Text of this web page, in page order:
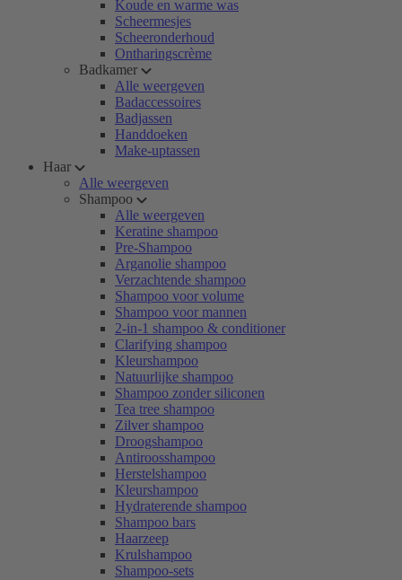
Koude en warme was
Scheermesjes
Scheeronderhoud
Ontharingscrème
Badkamer
Alle weergeven
Badaccessoires
Badjassen
Handdoeken
Make-uptassen
Haar
Alle weergeven
Shampoo
Alle weergeven
Keratine shampoo
Pre-Shampoo
Arganolie shampoo
Verzachtende shampoo
Shampoo voor volume
Shampoo voor mannen
2-in-1 shampoo & conditioner
Clarifying shampoo
Kleurshampoo
Natuurlijke shampoo
Shampoo zonder siliconen
Tea tree shampoo
Zilver shampoo
Droogshampoo
Antiroosshampoo
Herstelshampoo
Kleurshampoo
Hydraterende shampoo
Shampoo bars
Haarzeep
Krulshampoo
Shampoo-sets